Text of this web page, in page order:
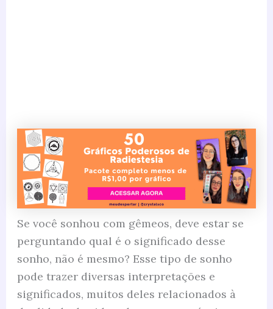
Se você sonhou com gêmeos, deve estar se
perguntando qual é o significado desse
sonho, não é mesmo? Esse tipo de sonho
pode trazer diversas interpretações e
significados, muitos deles relacionados à